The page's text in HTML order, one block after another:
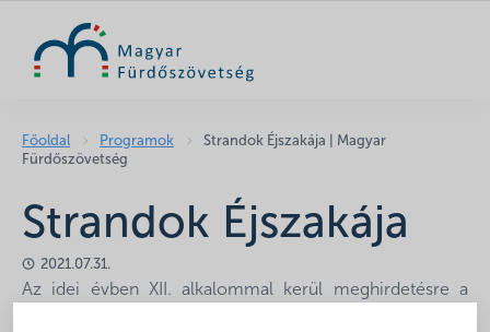
Főoldal Programok
Strandok Éjszakája | Magyar
Fürdőszövetség
Strandok Éjszakája
2021.07.31.
Az idei évben XII. alkalommal kerül meghirdetésre a